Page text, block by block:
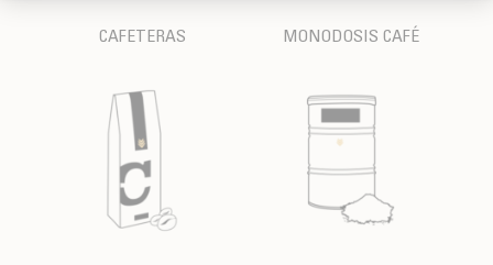
CAFETERAS MONODOSIS CAFÉ